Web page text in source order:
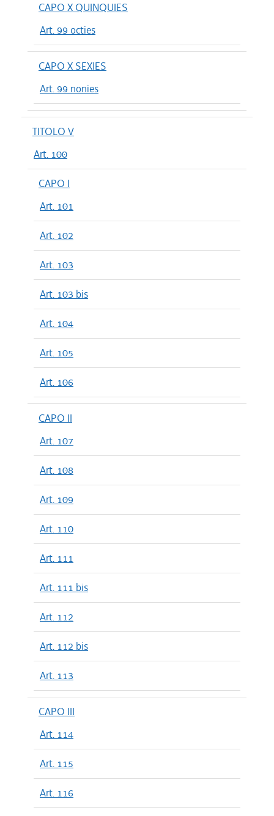
CAPO X QUINQUIES
Art. 99 octies
CAPO X SEXIES
Art. 99 nonies
TITOLO V
Art. 100
CAPO I
Art. 101
Art. 102
Art. 103
Art. 103 bis
Art. 104
Art. 105
Art. 106
CAPO II
Art. 107
Art. 108
Art. 109
Art. 110
Art. 111
Art. 111 bis
Art. 112
Art. 112 bis
Art. 113
CAPO III
Art. 114
Art. 115
Art. 116